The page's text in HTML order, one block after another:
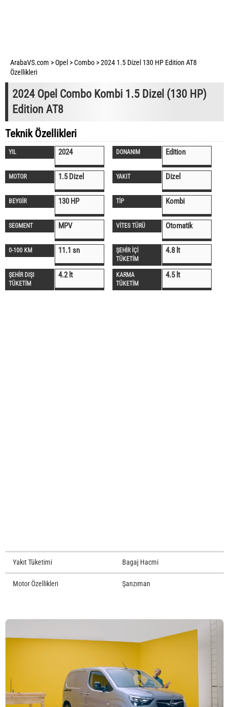
ArabaVS.com >Opel >Combo >2024 1.5 Dizel 130 HP Edition AT8
Özellikleri
2024 Opel Combo Kombi 1.5 Dizel (130 HP)
Edition AT8
Teknik Özellikleri
YIL 2024 DONANIM Edition
MOTOR 1.5 Dizel YAKIT Dizel
BEYGİR 130 HP TİP Kombi
SEGMENT MPV VİTES TÜRÜ Otomatik
0-100 KM 11.1 sn
ŞEHİR İÇİ
TÜKETİM
4.8 lt
ŞEHİR DIŞI
TÜKETİM
4.2 lt
KARMA
TÜKETİM
4.5 lt
Yakıt Tüketimi Bagaj Hacmi
Motor Özellikleri Şanzıman